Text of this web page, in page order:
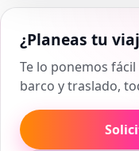
¿Planeas tu
Te lo ponemos
barco y traslado,